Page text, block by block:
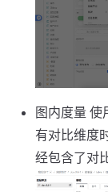
图内度量 使
有对比维度
经包含了对